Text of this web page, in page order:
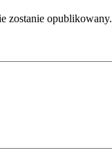
zostanie opublikowany.